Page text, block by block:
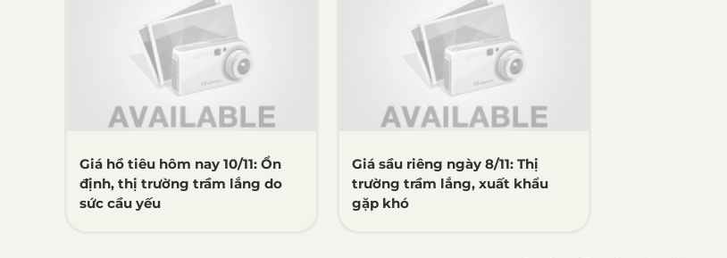
Giá hồ tiêu hôm nay 10/11: Ổn
định, thị trường trầm lắng do
sức cầu yếu
Giá sầu riêng ngày 8/11: Thị
trường trầm lắng, xuất khẩu
gặp khó